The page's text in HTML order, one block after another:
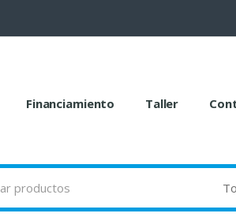
Financiamiento Taller